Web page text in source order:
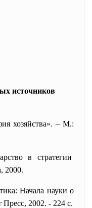
источников
хозяйства». – М.:
встратегии
2000.
Начала науки о
2002. - 224 с.